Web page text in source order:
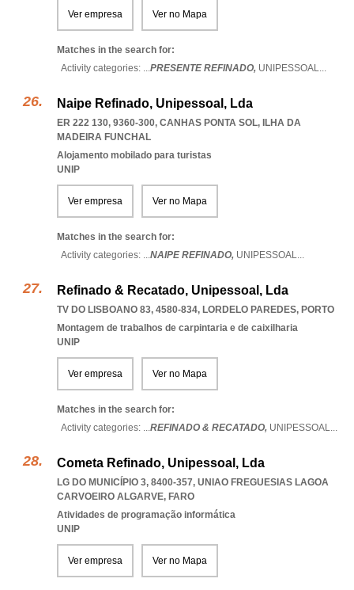
Ver empresa Ver no Mapa
Matches in the search for:
Activity categories: ...PRESENTE REFINADO, UNIPESSOAL...
Naipe Refinado, Unipessoal, Lda
ER 222 130, 9360-300, CANHAS PONTA SOL, ILHA DA
MADEIRA FUNCHAL
Alojamento mobilado para turistas
UNIP
Ver empresa Ver no Mapa
Matches in the search for:
Activity categories: ...NAIPE REFINADO, UNIPESSOAL...
Refinado & Recatado, Unipessoal, Lda
TV DO LISBOANO 83, 4580-834, LORDELO PAREDES, PORTO
Montagem de trabalhos de carpintaria e de caixilharia
UNIP
Ver empresa Ver no Mapa
Matches in the search for:
Activity categories: ...REFINADO & RECATADO, UNIPESSOAL...
Cometa Refinado, Unipessoal, Lda
LG DO MUNICÍPIO 3, 8400-357, UNIAO FREGUESIAS LAGOA
CARVOEIRO ALGARVE, FARO
Atividades de programação informática
UNIP
Ver empresa Ver no Mapa